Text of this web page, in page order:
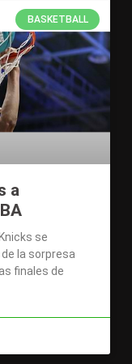
BASKETBALL
a
se
la sorpresa
finales de